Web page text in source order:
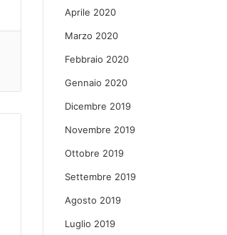
Aprile 2020
Marzo 2020
Febbraio 2020
Gennaio 2020
Dicembre 2019
Novembre 2019
Ottobre 2019
Settembre 2019
Agosto 2019
Luglio 2019